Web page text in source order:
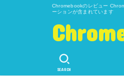
Chromebookのレビュー
ーションが含まれています
SEARCH